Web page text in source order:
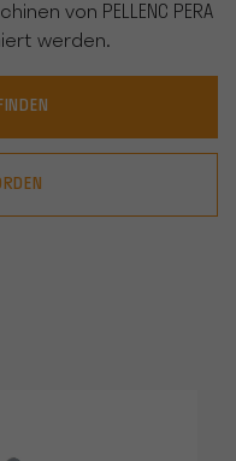
von PELLENC PERA
werden.